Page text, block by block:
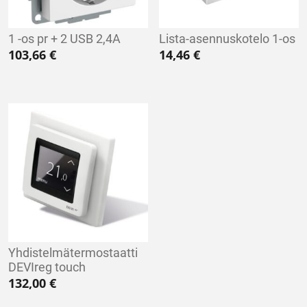
1 -os pr + 2 USB 2,4A
103,66 €
Lista-asennuskotelo 1-os
14,46€
Yhdistelmätermostaatti
DEVIreg touch
132,00 €